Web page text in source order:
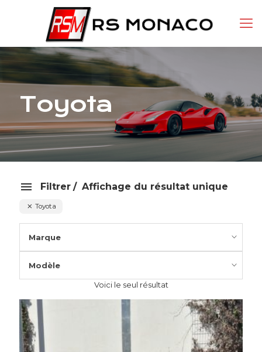
Toyota
Filtrer Affichage du résultat unique
Toyota
Marque
Modèle
Voici le seul résultat